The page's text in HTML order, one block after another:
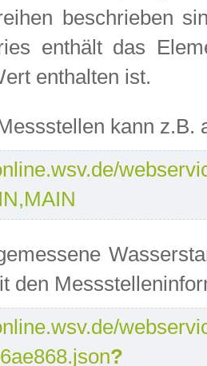
beschrieben
enthält das
enthalten ist.
kann
den
?